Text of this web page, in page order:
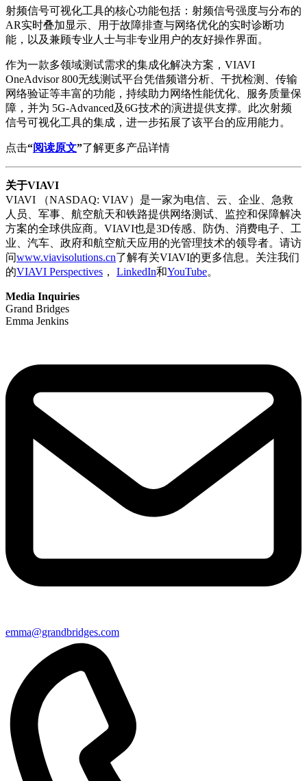
射频信号可视化工具的核心功能包括：射频信号强度与分布的
AR实时叠加显示、用于故障排查与网络优化的实时诊断功
能，以及兼顾专业人士与非专业用户的友好操作界面。
作为一款多领域测试需求的集成化解决方案，VIAVI
OneAdvisor 800无线测试平台凭借频谱分析、干扰检测、传输
网络验证等丰富的功能，持续助力网络性能优化、服务质量保
障，并为 5G-Advanced及6G技术的演进提供支撑。此次射频
信号可视化工具的集成，进一步拓展了该平台的应用能力。
点击“阅读原文”了解更多产品详情
关于VIAVI
VIAVI （NASDAQ: VIAV）是一家为电信、云、企业、急救
人员、军事、航空航天和铁路提供网络测试、监控和保障解决
方案的全球供应商。VIAVI也是3D传感、防伪、消费电子、工
业、汽车、政府和航空航天应用的光管理技术的领导者。请访
问www.viavisolutions.cn了解有关VIAVI的更多信息。关注我们
的VIAVI Perspectives ， LinkedIn和YouTube。
Media Inquiries
Grand Bridges
Emma Jenkins
emma@grandbridges.com